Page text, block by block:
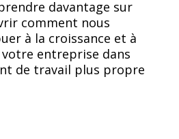
davantage sur
comment nous
à la croissance et à
entreprise dans
de travail plus propre